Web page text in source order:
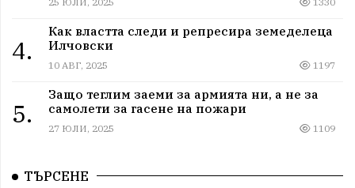
4.
Как властта следи и репресира земеделеца
Илчовски
10 АВГ, 2025 1197
5.
Защо теглим заеми за армията ни, а не за
самолети за гасене на пожари
27 ЮЛИ, 2025 1109
ТЪРСЕНЕ